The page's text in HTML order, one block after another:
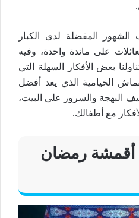
المفضلة لدى الكبار
على مائدة واحدة، وفيه
بعض الأفكار السهلة التي
الخيامية الذي يعد أفضل
البهجة والسرور على البيت،
مع أطفالك.
أقمشة رمضان